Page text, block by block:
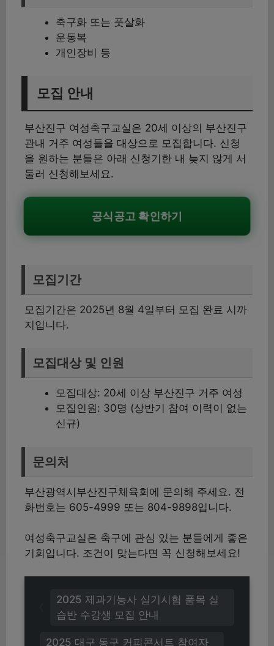
축구화 또는 풋살화
운동복
개인장비 등
모집 안내
부산진구 여성축구교실은 20세 이상의 부산진구
관내 거주 여성들을 대상으로 모집합니다. 신청
을 원하는 분들은 아래 신청기한 내 늦지 않게 서
둘러 신청해보세요.
공식공고 확인하기
모집기간
모집기간은 2025년 8월 4일부터 모집 완료 시까
지입니다.
모집대상 및 인원
모집대상: 20세 이상 부산진구 거주 여성
모집인원: 30명 (상반기 참여 이력이 없는
신규)
문의처
부산광역시부산진구체육회에 문의해 주세요. 전
화번호는 605-4999 또는 804-9898입니다.
여성축구교실은 축구에 관심 있는 분들에게 좋은
기회입니다. 조건이 맞는다면 꼭 신청해보세요!
2025 대구 동구 커피콘서트 참여자
2025 제과기능사 실기시험 품목 실
습반 수강생 모집 안내